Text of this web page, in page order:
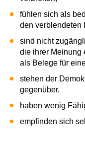
fühlen sich als
den verblendeten
sind nicht
die ihrer Meinung
als Belege für
stehen der
gegenüber,
haben wenig
empfinden sich